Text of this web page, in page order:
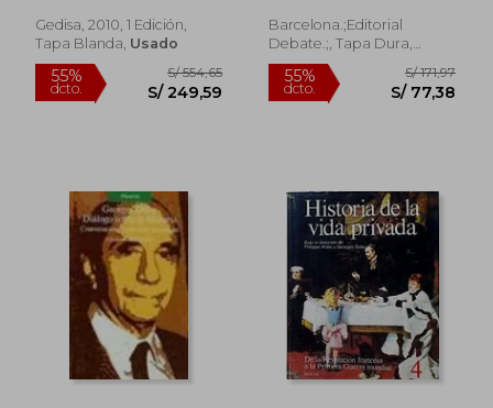
55%
S/ 80,85
55%
dcto. S/
Gedisa, 2010, 1 Edición,
Tapa Blanda, Usado
Barcelona.;Editorial
Debate.;, Tapa Dura,
Usado